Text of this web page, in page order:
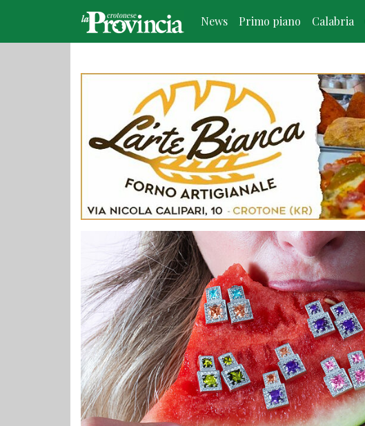
News Primo piano Calabria